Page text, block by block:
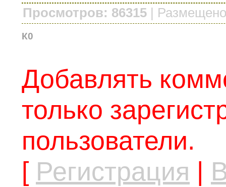
Просмотров: 86315 |
К0
Добавлять
только
пользователи.
[ Регистрация |